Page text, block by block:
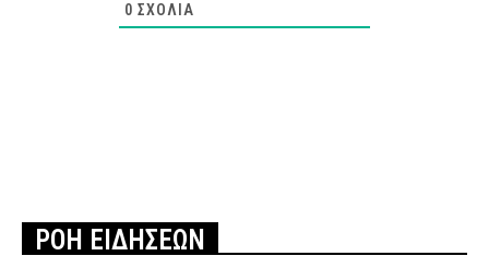
0 ΣΧΌΛΙΑ
ΡΟΗ ΕΙΔΗΣΕΩΝ